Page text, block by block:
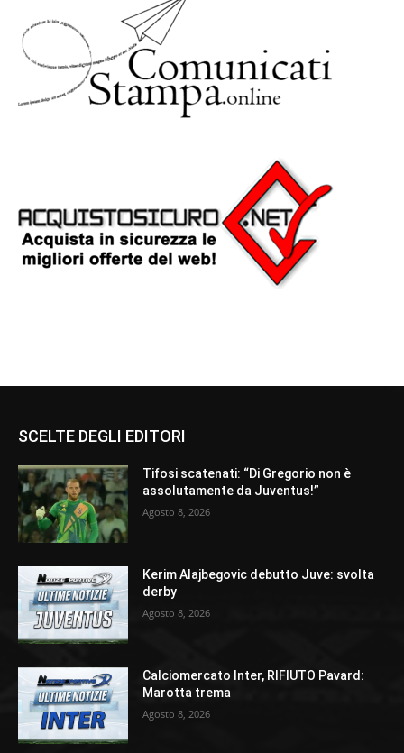
SCELTE DEGLI EDITORI
Tifosi scatenati: “Di Gregorio non è
assolutamente da Juventus!”
Agosto 8, 2026
Kerim Alajbegovic debutto Juve: svolta
derby
Agosto 8, 2026
Calciomercato Inter, RIFIUTO Pavard:
Marotta trema
Agosto 8, 2026